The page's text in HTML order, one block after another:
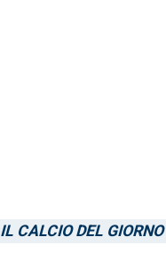
IL CALCIO DEL GIORNO